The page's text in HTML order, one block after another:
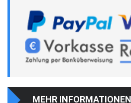
MEHR INFORMATIONEN